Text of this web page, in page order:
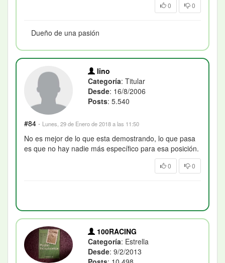
0 0
Dueño de una pasión
lino
Categoría: Titular
Desde: 16/8/2006
Posts: 5.540
#84 · Lunes, 29 de Enero de 2018 a las 11:50
No es mejor de lo que esta demostrando, lo que pasa
es que no hay nadie más específico para esa posición.
0 0
100RACING
Categoría: Estrella
Desde: 9/2/2013